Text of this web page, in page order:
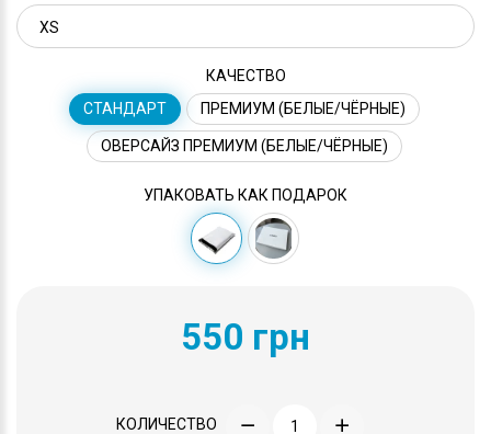
КАЧЕСТВО
СТАНДАРТ
ПРЕМИУМ (БЕЛЫЕ/ЧЁРНЫЕ)
ОВЕРСАЙЗ ПРЕМИУМ (БЕЛЫЕ/ЧЁРНЫЕ)
УПАКОВАТЬ КАК ПОДАРОК
550 грн
КОЛИЧЕСТВО